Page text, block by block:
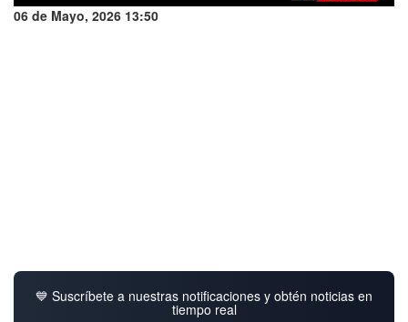
06 de Mayo, 2026 13:50
💙 Suscríbete a nuestras notificaciones y obtén noticias en
tiempo real